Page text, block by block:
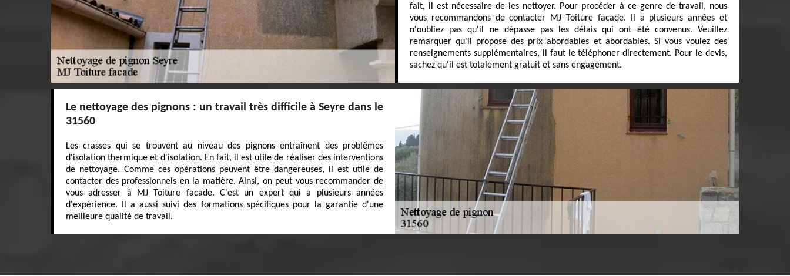
fait, il est nécessaire de les nettoyer. Pour procéder à ce genre de travail, nous
vous recommandons de contacter MJ Toiture facade. Il a plusieurs années et
n'oubliez pas qu'il ne dépasse pas les délais qui ont été convenus. Veuillez
remarquer qu'il propose des prix abordables et abordables. Si vous voulez des
renseignements supplémentaires, il faut le téléphoner directement. Pour le devis,
sachez qu'il est totalement gratuit et sans engagement.
Le nettoyage des pignons : un travail très difficile à Seyre dans le
31560
Les crasses qui se trouvent au niveau des pignons entraînent des problèmes
d'isolation thermique et d'isolation. En fait, il est utile de réaliser des interventions
de nettoyage. Comme ces opérations peuvent être dangereuses, il est utile de
contacter des professionnels en la matière. Ainsi, on peut vous recommander de
vous adresser à MJ Toiture facade. C'est un expert qui a plusieurs années
d'expérience. Il a aussi suivi des formations spécifiques pour la garantie d'une
meilleure qualité de travail.